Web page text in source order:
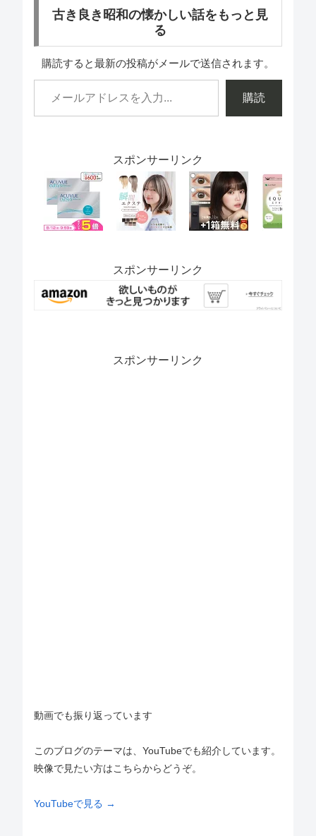
古き良き昭和の懐かしい話をもっと見
る
購読すると最新の投稿がメールで送信されます。
購読
スポンサーリンク
スポンサーリンク
スポンサーリンク
動画でも振り返っています
このブログのテーマは、YouTubeでも紹介しています。
映像で見たい方はこちらからどうぞ。
YouTubeで見る →